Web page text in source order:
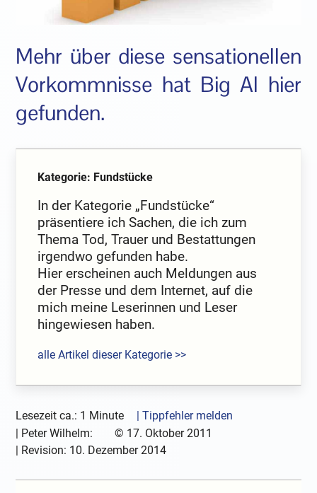
Mehr über diese sensationellen
Vorkommnisse hat Big Al hier
gefunden.
Kategorie: Fundstücke
In der Kategorie „Fundstücke“
präsentiere ich Sachen, die ich zum
Thema Tod, Trauer und Bestattungen
irgendwo gefunden habe.
Hier erscheinen auch Meldungen aus
der Presse und dem Internet, auf die
mich meine Leserinnen und Leser
hingewiesen haben.
alle Artikel dieser Kategorie >>
Lesezeit ca.: 1 Minute
| Tippfehler melden
| Peter Wilhelm: © 17. Oktober 2011
| Revision: 10. Dezember 2014